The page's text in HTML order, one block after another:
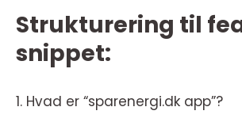
Strukturering til
snippet:
1. Hvad er “sparenergi.dk app”?